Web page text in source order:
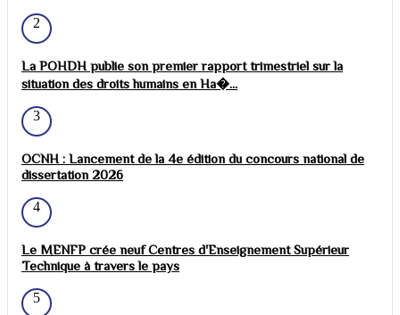
2
La POHDH publie son premier rapport trimestriel sur la
situation des droits humains en Ha�...
3
OCNH : Lancement de la 4e édition du concours national de
dissertation 2026
4
Le MENFP crée neuf Centres d'Enseignement Supérieur
Technique à travers le pays
5